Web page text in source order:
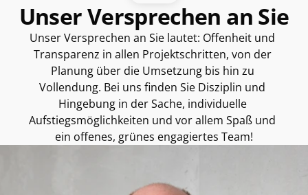
Unser Versprechen an Sie
Unser Versprechen an Sie lautet: Offenheit und
Transparenz in allen Projektschritten, von der
Planung über die Umsetzung bis hin zu
Vollendung. Bei uns finden Sie Disziplin und
Hingebung in der Sache, individuelle
Aufstiegsmöglichkeiten und vor allem Spaß und
ein offenes, grünes engagiertes Team!